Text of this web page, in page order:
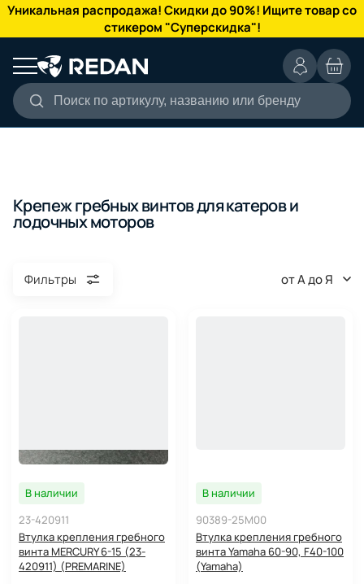
Уникальная распродажа! Скидки до 90%! Ищите товар со
стикером "Суперскидка"!
Поиск по артикулу, названию или бренду
КАТАЛОГ
Крепеж гребных винтов для катеров и
лодочных моторов
Фильтры от А до Я
В наличии
23-420911
Втулка крепления гребного
винта MERCURY 6-15 (23-
420911) (PREMARINE)
В наличии
90389-25M00
Втулка крепления гребного
винта Yamaha 60-90, F40-100
(Yamaha)